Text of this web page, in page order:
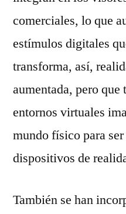
comerciales, lo que
estímulos digitales
transforma, así,
aumentada, pero
entornos virtuales
mundo físico para
dispositivos de
También se han